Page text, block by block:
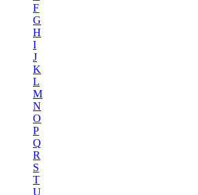
F
G
H
I
J
K
L
M
N
O
P
Q
R
S
T
U